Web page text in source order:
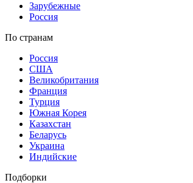
Зарубежные
Россия
По странам
Россия
США
Великобритания
Франция
Турция
Южная Корея
Казахстан
Беларусь
Украина
Индийские
Подборки